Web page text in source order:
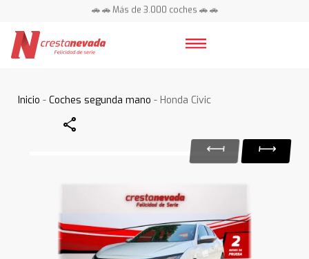
🚗 🚗 Más de 3.000 coches 🚗 🚗
Inicio -Coches segunda mano - Honda Civic
Share